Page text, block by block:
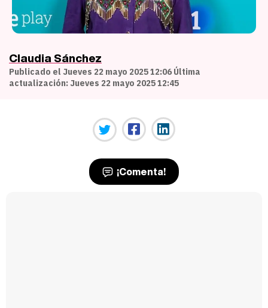
Claudia Sánchez
Publicado el Jueves 22 mayo 2025 12:06 Última
actualización: Jueves 22 mayo 2025 12:45
¡Comenta!